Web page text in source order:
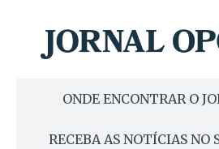
ONDE ENCONTRAR O
RECEBA AS NOTÍCIAS NO